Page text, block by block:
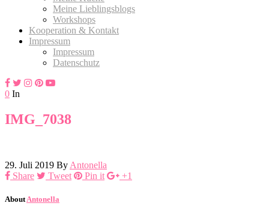
Meine Lieblingsblogs
Workshops
Kooperation & Kontakt
Impressum
Impressum
Datenschutz
0 In
IMG_7038
29. Juli 2019 By Antonella
Share
Tweet Pin it +1
About Antonella